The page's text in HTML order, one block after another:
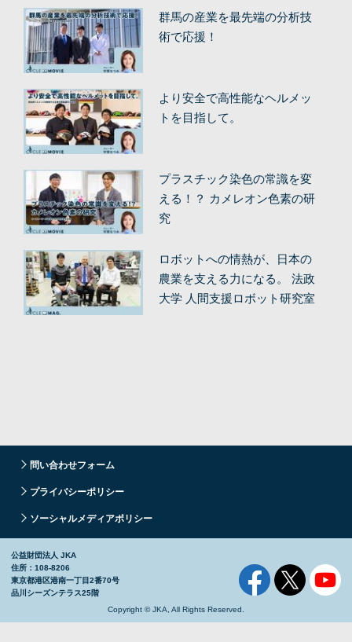
群馬の産業を最先端の分析技
術で応援！
より安全で高性能なヘルメッ
トを目指して。
プラスチック染色の常識を変
える！？ カメレオン色素の研
究
ロボットへの情熱が、日本の
農業を支える力になる。 法政
大学 人間支援ロボット研究室
問い合わせフォーム
プライバシーポリシー
ソーシャルメディアポリシー
公益財団法人 JKA
住所：108-8206
東京都港区港南一丁目2番70号
品川シーズンテラス25階